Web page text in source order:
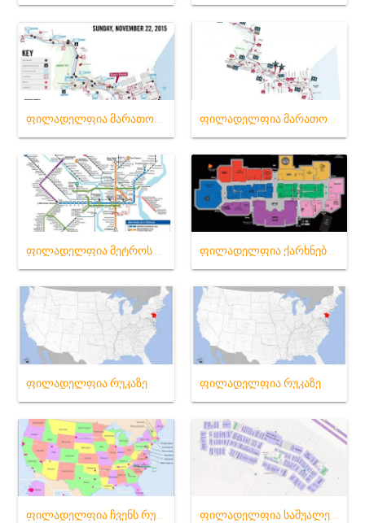
ფილადელფია მარათონი რუკა
ფილადელფია ქარხნები რუკა
ფილადელფია რუკაზე ფილადელფია რუკაზე
ფილადელფია ჩვენს რუკაზე ფილადელფია საშუალებების რუკა